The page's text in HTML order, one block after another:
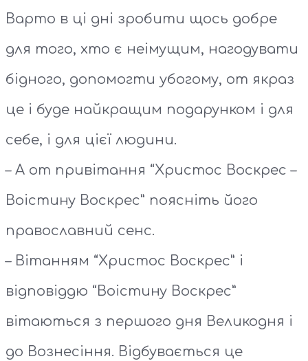
Варто в ці дні зробити щось добре
для того, хто є неімущим, нагодувати
бідного, допомогти убогому, от якраз
це і буде найкращим подарунком і для
себе, і для цієї людини.
– А от привітання “Христос Воскрес –
Воістину Воскрес” поясніть його
православний сенс.
– Вітанням “Христос Воскрес” і
відповіддю “Воістину Воскрес”
вітаються з першого дня Великодня і
до Вознесіння. Відбувається це